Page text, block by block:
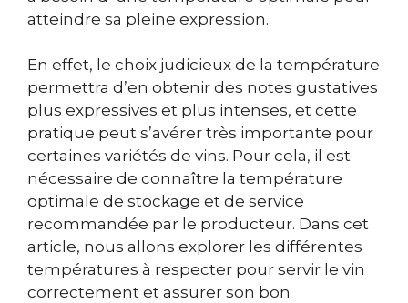
atteindre sa pleine expression.
En effet, le choix judicieux de la température
permettra d’en obtenir des notes gustatives
plus expressives et plus intenses, et cette
pratique peut s’avérer très importante pour
certaines variétés de vins. Pour cela, il est
nécessaire de connaître la température
optimale de stockage et de service
recommandée par le producteur. Dans cet
article, nous allons explorer les différentes
températures à respecter pour servir le vin
correctement et assurer son bon